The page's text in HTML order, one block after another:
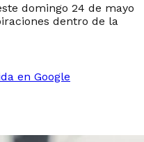
domingo 24 de mayo
dentro de la
en Google